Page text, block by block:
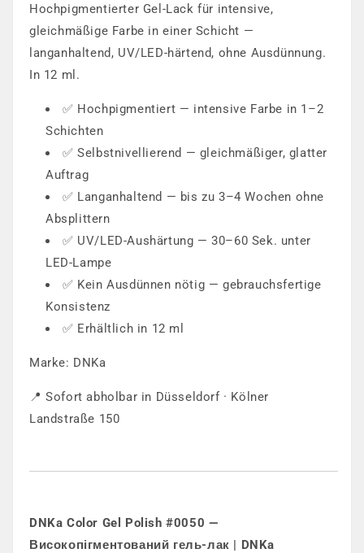
Hochpigmentierter Gel-Lack für intensive,
gleichmäßige Farbe in einer Schicht —
langanhaltend, UV/LED-härtend, ohne Ausdünnung.
In 12 ml.
✅ Hochpigmentiert — intensive Farbe in 1–2
Schichten
✅ Selbstnivellierend — gleichmäßiger, glatter
Auftrag
✅ Langanhaltend — bis zu 3–4 Wochen ohne
Absplittern
✅ UV/LED-Aushärtung — 30–60 Sek. unter
LED-Lampe
✅ Kein Ausdünnen nötig — gebrauchsfertige
Konsistenz
✅ Erhältlich in 12 ml
Marke: DNKa
📍 Sofort abholbar in Düsseldorf · Kölner
Landstraße 150
DNKa Color Gel Polish #0050 —
Високопігментований гель-лак | DNKa